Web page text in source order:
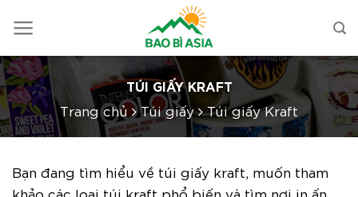
TÚI GIẤY KRAFT
Trang chủ
Túi giấy Túi giấy Kraft
Bạn đang tìm hiểu về túi giấy kraft, muốn tham
khảo các loại túi kraft phổ biến và tìm nơi in ấn